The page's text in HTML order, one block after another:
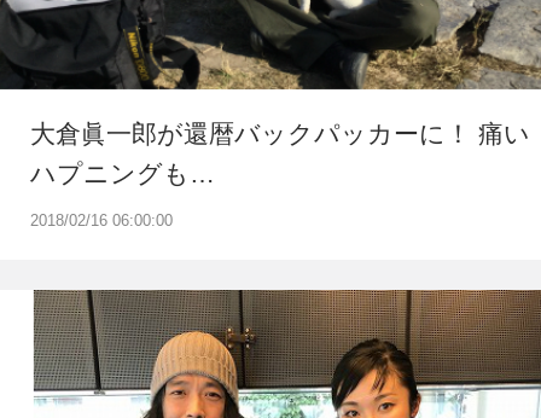
2018/02/16 06:00:00
大倉眞一郎が還暦バックパッカーに！ 痛い
ハプニングも…